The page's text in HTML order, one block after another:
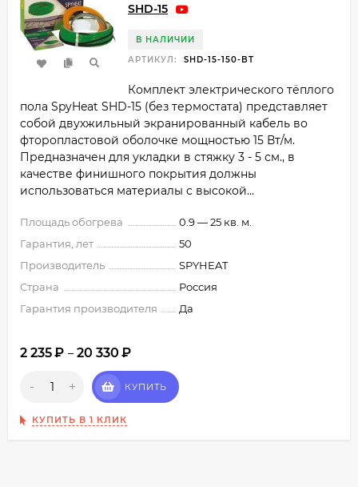
SHD-15
В НАЛИЧИИ
АРТИКУЛ:
SHD-15-150-BT
Комплект электрического тёплого
пола SpyHeat SHD-15 (без термостата) представляет
собой двухжильный экранированный кабель во
фторопластовой оболочке мощностью 15 Вт/м.
Предназначен для укладки в стяжку 3 - 5 см., в
качестве финишного покрытия должны
использоваться материалы с высокой...
Площадь обогрева
0.9 — 25 кв. м.
Гарантия, лет
50
Производитель
SPYHEAT
Страна
Россия
Гарантия производителя
Да
2 235₽ – 20 330 ₽
- + КУПИТЬ
КУПИТЬ В 1 КЛИК